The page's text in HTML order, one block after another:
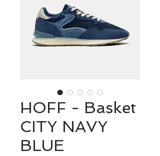
HOFF - Basket
CITY NAVY
BLUE